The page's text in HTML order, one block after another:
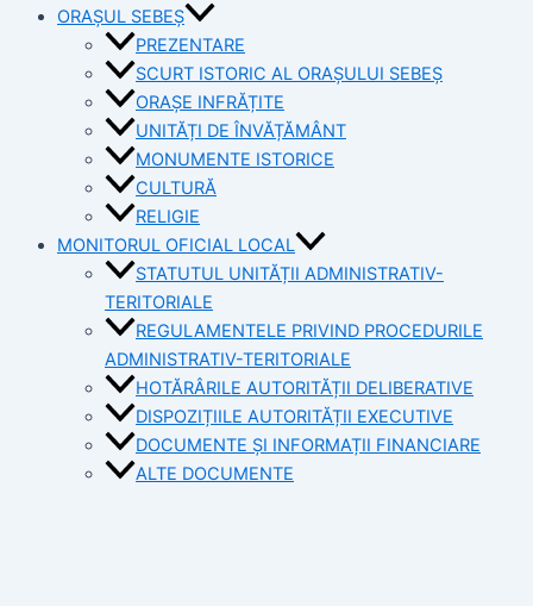
ORAȘUL SEBEȘ
PREZENTARE
SCURT ISTORIC AL ORAȘULUI SEBEȘ
ORAȘE INFRĂȚITE
UNITĂȚI DE ÎNVĂȚĂMÂNT
MONUMENTE ISTORICE
CULTURĂ
RELIGIE
MONITORUL OFICIAL LOCAL
STATUTUL UNITĂȚII ADMINISTRATIV-
TERITORIALE
REGULAMENTELE PRIVIND PROCEDURILE
ADMINISTRATIV-TERITORIALE
HOTĂRÂRILE AUTORITĂȚII DELIBERATIVE
DISPOZIȚIILE AUTORITĂȚII EXECUTIVE
DOCUMENTE ȘI INFORMAȚII FINANCIARE
ALTE DOCUMENTE